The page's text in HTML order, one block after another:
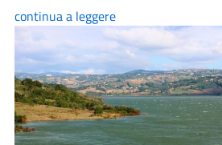
continua a leggere